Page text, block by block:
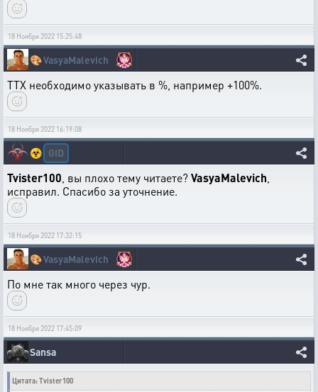
18 Ноября 2022 15:25:48
🎨VasyaMalevich
ТТХ необходимо указывать в %, например +100%.
18 Ноября 2022 16:19:08
☣️ GID
Tvister100 , вы плохо тему читаете?VasyaMalevich
исправил. Спасибо за уточнение.
18 Ноября 2022 17:32:15
🎨VasyaMalevich
По мне так много через чур.
18 Ноября 2022 17:45:09
Sansa
Цитата: Tvister100